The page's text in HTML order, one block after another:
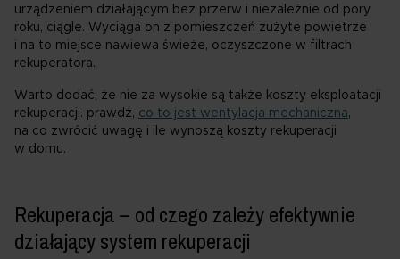
urządzeniem działającym bez przerw i niezależnie od pory
roku, ciągle. Wyciąga on z pomieszczeń zużyte powietrze
i na to miejsce nawiewa świeże, oczyszczone w filtrach
rekuperatora.
Warto dodać, że nie za wysokie są także koszty eksploatacji
rekuperacji. prawdź, co to jest wentylacja mechaniczna,
na co zwrócić uwagę i ile wynoszą koszty rekuperacji
w domu.
Rekuperacja – od czego zależy efektywnie
działający system rekuperacji